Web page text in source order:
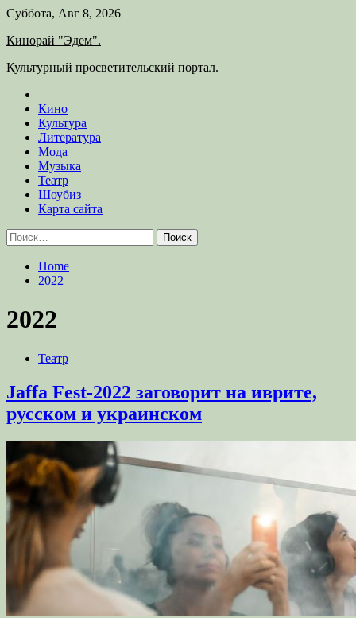
Skip
content
Суббота, Авг 8, 2026
Кинорай "Эдем".
Культурный просветительский портал.
Кино
Культура
Литература
Мода
Музыка
Театр
Шоубиз
Карта сайта
Найти:
Home
2022
2022
Театр
Jaffa Fest-2022 заговорит на иврите,
русском и украинском